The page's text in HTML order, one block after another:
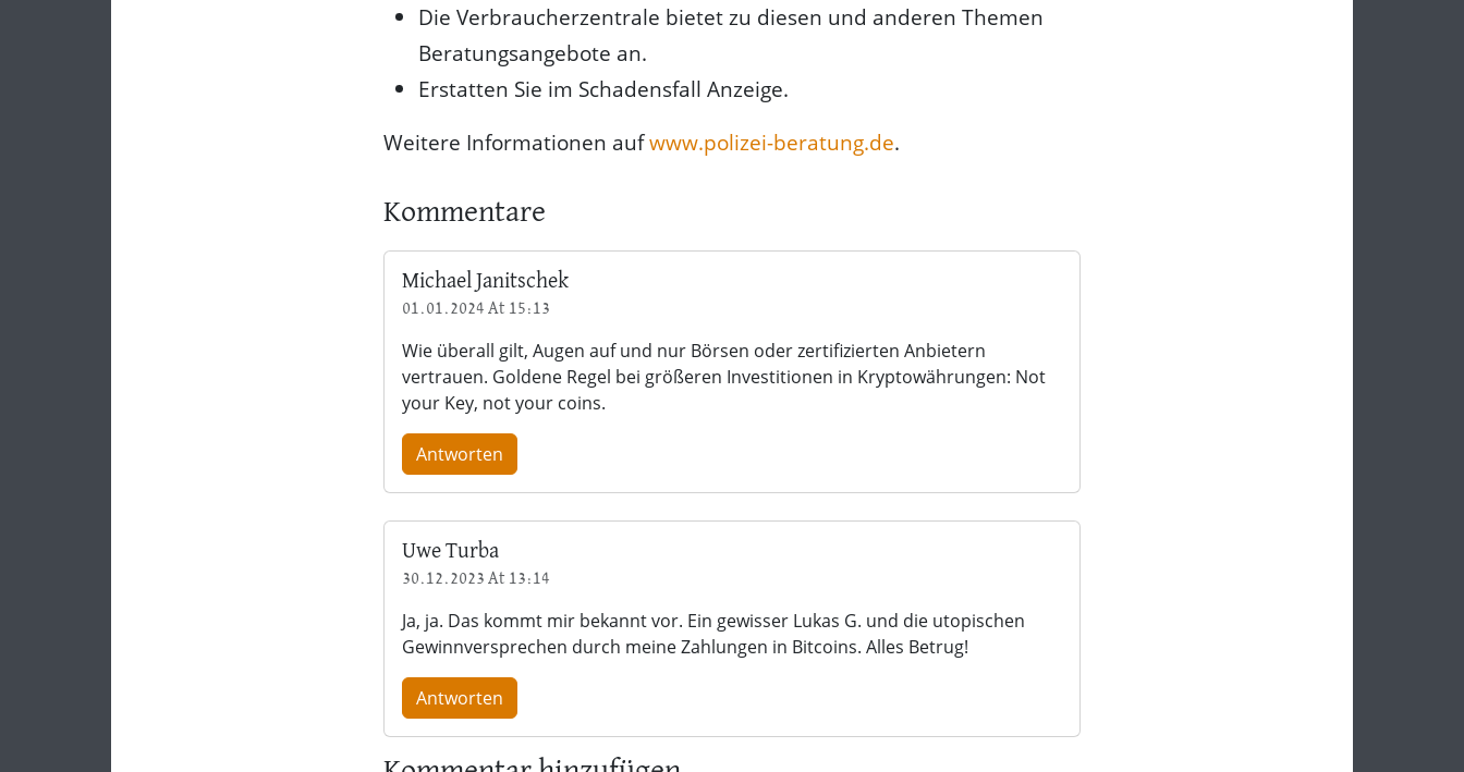
Die Verbraucherzentrale bietet zu diesen und anderen Themen
Beratungsangebote an.
Erstatten Sie im Schadensfall Anzeige.
Weitere Informationen aufwww.polizei-beratung.de.
Kommentare
Michael Janitschek
01.01.2024 At 15:13
Wie überall gilt, Augen auf und nur Börsen oder zertifizierten Anbietern
vertrauen. Goldene Regel bei größeren Investitionen in Kryptowährungen: Not
your Key, not your coins.
Antworten
Uwe Turba
30.12.2023 At 13:14
Ja, ja. Das kommt mir bekannt vor. Ein gewisser Lukas G. und die utopischen
Gewinnversprechen durch meine Zahlungen in Bitcoins. Alles Betrug!
Antworten